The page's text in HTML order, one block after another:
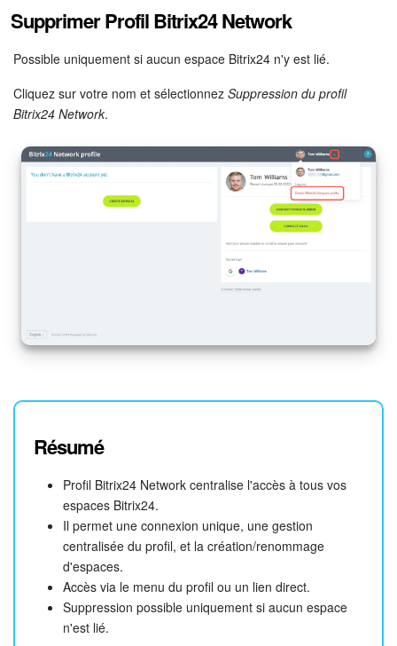
Supprimer Profil Bitrix24 Network
Possible uniquement si aucun espace Bitrix24 n'y est lié.
Cliquez sur votre nom et sélectionnez Suppression du profil
Bitrix24 Network.
Résumé
Profil Bitrix24 Network centralise l'accès à tous vos
espaces Bitrix24.
Il permet une connexion unique, une gestion
centralisée du profil, et la création/renommage
d'espaces.
Accès via le menu du profil ou un lien direct.
Suppression possible uniquement si aucun espace
n'est lié.